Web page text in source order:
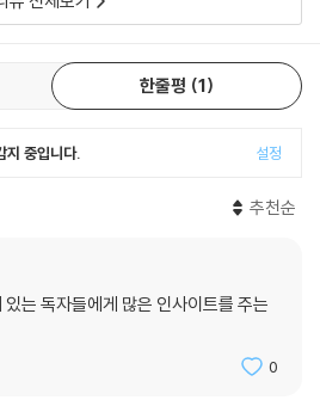
치인, 관리자, 콘텐츠 제작자, 활동가, 성직
데 관심이 있는 모든 사람에게 집단행동을
력에 맞서는 우리는 상대적으로 무방비 상
한줄평 1
지 중입니다. 설정
추천순
는 독자들에게 많은 인사이트를 주는
0